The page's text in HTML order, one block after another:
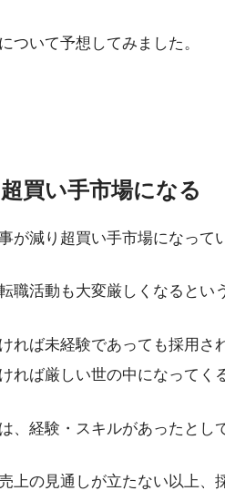
ついて予想してみました。
買い手市場になる
が減り超買い手市場になって
職活動も大変厳しくなるとい
れば未経験であっても採用
れば厳しい世の中になってく
、経験・スキルがあったとし
上の見通しが立たない以上